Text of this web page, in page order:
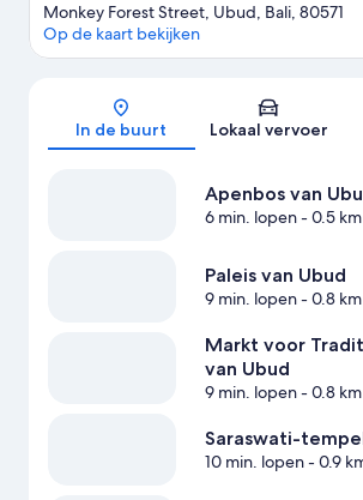
Kaart
Monkey Forest Street, Ubud, Bali, 80571
Op de kaart bekijken
In de buurt Lokaal vervoer
Apenbos van
6 min. lopen- 0.5 km
Paleis van Ubud
9 min. lopen- 0.8 km
Markt voor
van Ubud
9 min. lopen- 0.8 km
Saraswati-
10 min. lopen- 0.9